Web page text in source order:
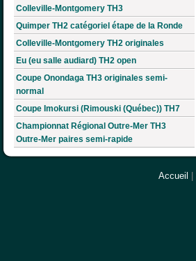
Colleville-Montgomery TH3
Quimper TH2 catégoriel étape de la Ronde
Colleville-Montgomery TH2 originales
Eu (eu salle audiard) TH2 open
Coupe Onondaga TH3 originales semi-
normal
Coupe Imokursi (Rimouski (Québec)) TH7
Championnat Régional Outre-Mer TH3
Outre-Mer paires semi-rapide
Accueil